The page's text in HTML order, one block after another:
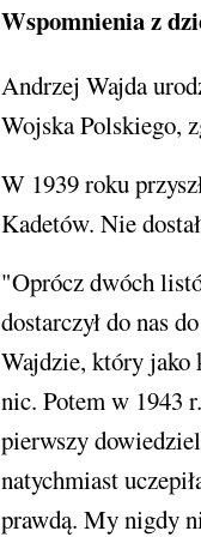
Wspomnienia z
Andrzej Wajda
Wojska Polskiego,
W 1939 roku
Kadetów. Nie
"Oprócz dwóch
dostarczył do nas
Wajdzie, który jako
nic. Potem w 1943
pierwszy
natychmiast
prawdą. My nigdy